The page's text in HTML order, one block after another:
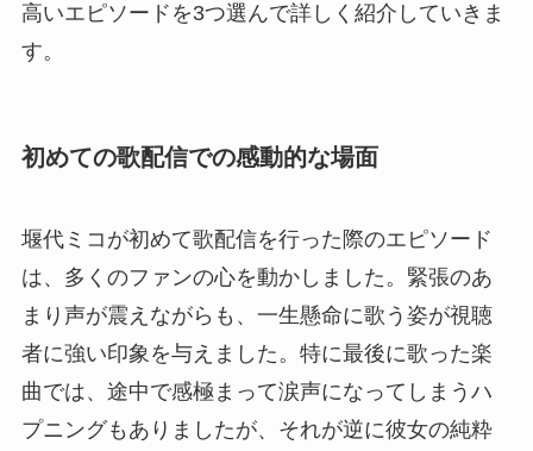
高いエピソードを3つ選んで詳しく紹介していきま
す。
初めての歌配信での感動的な場面
堰代ミコが初めて歌配信を行った際のエピソード
は、多くのファンの心を動かしました。緊張のあ
まり声が震えながらも、一生懸命に歌う姿が視聴
者に強い印象を与えました。特に最後に歌った楽
曲では、途中で感極まって涙声になってしまうハ
プニングもありましたが、それが逆に彼女の純粋